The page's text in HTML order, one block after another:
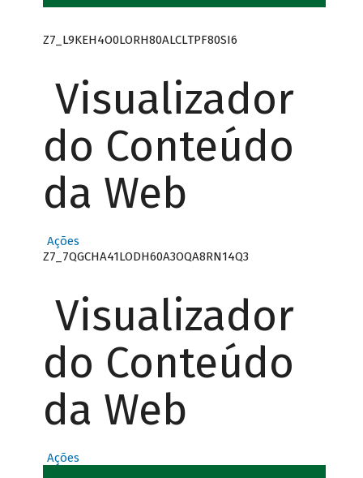
Z7_L9KEH4O0LORH80ALCLTPF80SI6
Visualizador
do Conteúdo
da Web
Ações
Z7_7QGCHA41LODH60A3OQA8RN14Q3
Visualizador
do Conteúdo
da Web
Ações